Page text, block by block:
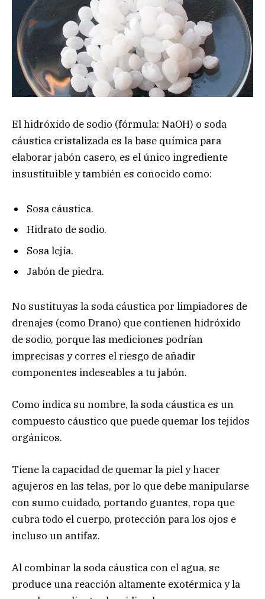
El hidróxido de sodio (fórmula: NaOH) o soda
cáustica cristalizada es la base química para
elaborar jabón casero, es el único ingrediente
insustituible y también es conocido como:
Sosa cáustica.
Hidrato de sodio.
Sosa lejía.
Jabón de piedra.
No sustituyas la soda cáustica por limpiadores de
drenajes (como Drano) que contienen hidróxido
de sodio, porque las mediciones podrían
imprecisas y corres el riesgo de añadir
componentes indeseables a tu jabón.
Como indica su nombre, la soda cáustica es un
compuesto cáustico que puede quemar los tejidos
orgánicos.
Tiene la capacidad de quemar la piel y hacer
agujeros en las telas, por lo que debe manipularse
con sumo cuidado, portando guantes, ropa que
cubra todo el cuerpo, protección para los ojos e
incluso un antifaz.
Al combinar la soda cáustica con el agua, se
produce una reacción altamente exotérmica y la